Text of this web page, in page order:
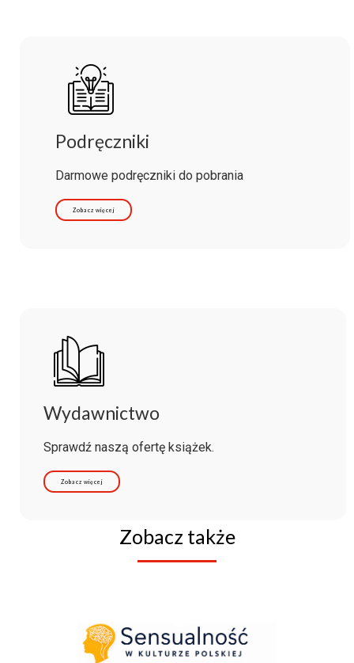
Podręczniki
Darmowe podręczniki do pobrania
Zobacz więcej
Wydawnictwo
Sprawdź naszą ofertę książek.
Zobacz więcej
Zobacz także